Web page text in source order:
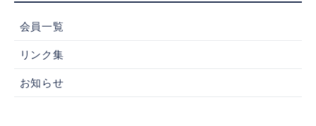
会員一覧
リンク集
お知らせ